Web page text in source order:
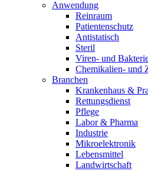
Anwendung
Reinraum
Patientenschutz
Antistatisch
Steril
Viren- und
Chemikalien- und
Branchen
Krankenhaus &
Rettungsdienst
Pflege
Labor & Pharma
Industrie
Mikroelektronik
Lebensmittel
Landwirtschaft